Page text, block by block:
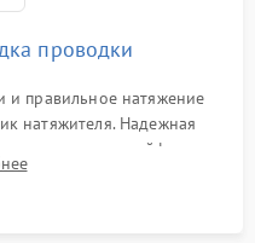
проводки
и правильное натяжение
натяжителя. Надежная
клемм и шлейфов к
панелей, люка и